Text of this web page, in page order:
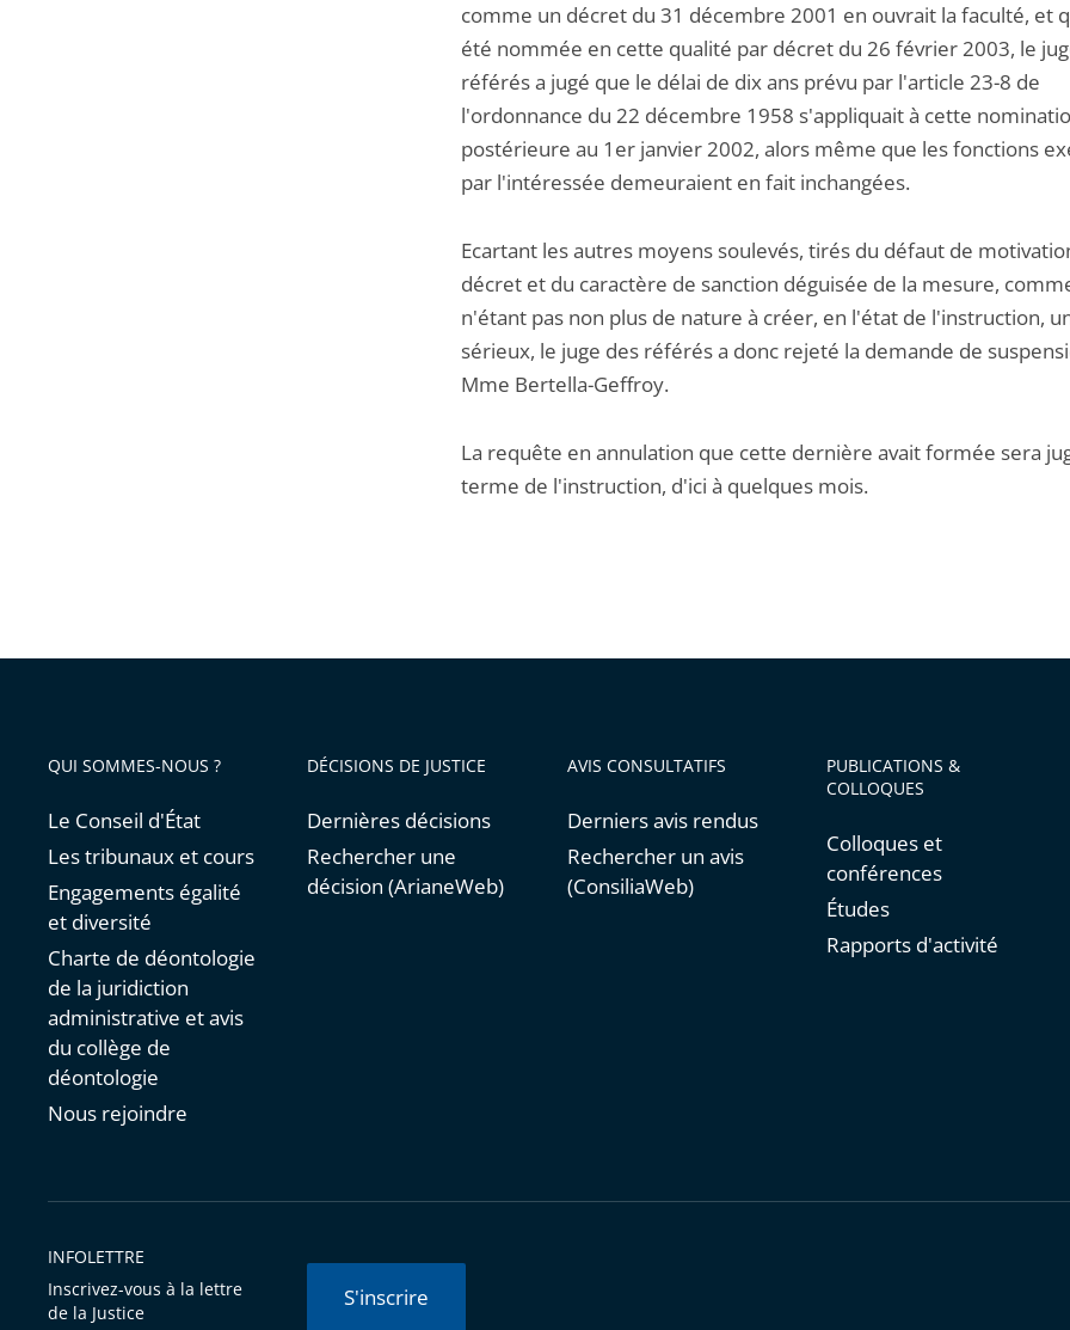
comme un décret du 31 décembre 2001 en ouvrait la faculté, et
été nommée en cette qualité par décret du 26 février 2003, le
référés a jugé que le délai de dix ans prévu par l'article 23-8 de
l'ordonnance du 22 décembre 1958 s'appliquait à cette
postérieure au 1er janvier 2002, alors même que les fonctions
par l'intéressée demeuraient en fait inchangées.
Ecartant les autres moyens soulevés, tirés du défaut de
décret et du caractère de sanction déguisée de la mesure,
n'étant pas non plus de nature à créer, en l'état de l'instruction,
sérieux, le juge des référés a donc rejeté la demande de
Mme Bertella-Geffroy.
La requête en annulation que cette dernière avait formée sera
terme de l'instruction, d'ici à quelques mois.
QUI SOMMES-NOUS ?
Le Conseil d'État
Les tribunaux et cours
Engagements égalité
et diversité
Charte de déontologie
de la juridiction
administrative et avis
du collège de
déontologie
Nous rejoindre
DÉCISIONS DE JUSTICE
Dernières décisions
Rechercher une
décision (ArianeWeb)
AVIS CONSULTATIFS
Derniers avis rendus
Rechercher un avis
(ConsiliaWeb)
PUBLICATIONS &
COLLOQUES
Colloques et
conférences
Études
Rapports d'activité
INFOLETTRE
Inscrivez-vous à la lettre
de la Justice
S'inscrire